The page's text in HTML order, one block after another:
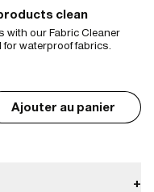
clean
with our Fabric Cleaner
waterproof fabrics.
Ajouter au panier
+